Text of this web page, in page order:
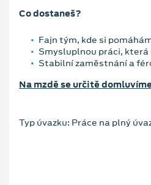
Co dostaneš?
Fajn tým, kde si
Smysluplnou práci,
Stabilní zaměstnání a
Na mzdě se určitě
Typ úvazku: Práce na plný